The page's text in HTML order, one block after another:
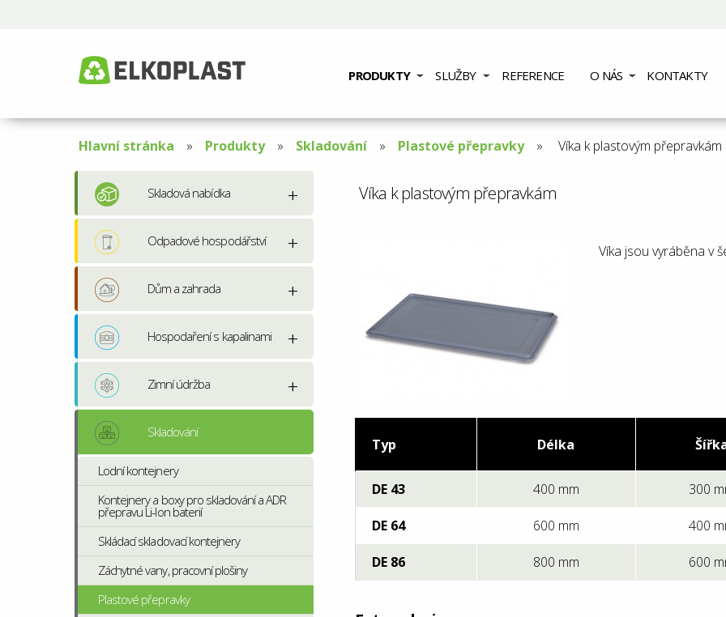
PRODUKTY SLUŽBY REFERENCE O NÁS KONTAKTY
Hlavní stránka Produkty Skladování Plastové přepravky
Aktuální
Víka k plastovým přepravkám
Skladová nabídka
Odpadové hospodářství
Dům a zahrada
Hospodaření s kapalinami
Zimní údržba
Skladování
Lodní kontejnery
Kontejnery a boxy pro skladování a ADR
přepravu Li-Ion baterií
Skládací skladovací kontejnery
Záchytné vany, pracovní plošiny
Plastové přepravky
Víka k plastovým přepravkám
Víka jsou vyráběna v
Typ Délka
DE 43 400 mm 300
DE 64 600 mm 400
DE 86 800 mm 600